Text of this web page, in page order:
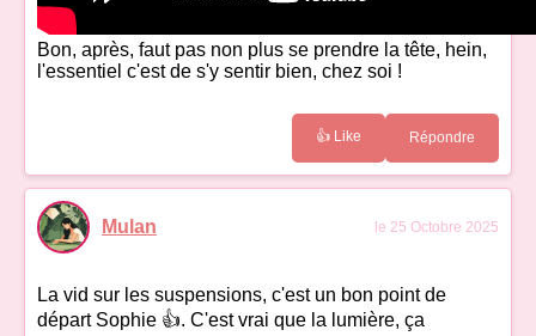
Bon, après, faut pas non plus se prendre la tête, hein,
l'essentiel c'est de s'y sentir bien, chez soi !
👍 Like Répondre
Mulan le 25 Octobre 2025
La vid sur les suspensions, c'est un bon point de
départ Sophie 👍. C'est vrai que la lumière, ça